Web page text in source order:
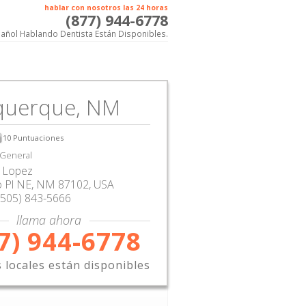
hablar con nosotros las 24 horas
(877) 944-6778
Hablando Dentista Están Disponibles.
NM
10 Puntuaciones
Pl NE, NM 87102, USA
843-5666
llama ahora
944-6778
locales están disponibles